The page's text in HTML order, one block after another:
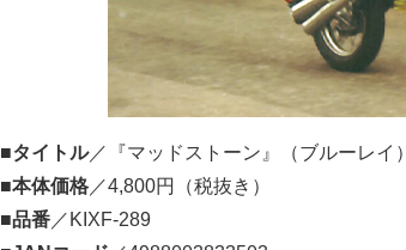
■タイトル／『マッドストーン』（ブルーレイ）
■本体価格 ／4,800円（税抜き）
■品番 ／KIXF-289